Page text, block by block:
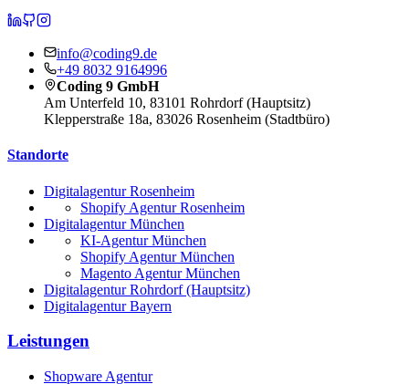
CODING 9 auf LinkedIn
CODING 9 auf GitHub
CODING 9 auf Instagram
info@coding9.de
+49 8032 9164996
Coding 9 GmbH
Am Unterfeld 10, 83101 Rohrdorf (Hauptsitz)
Klepperstraße 18a, 83026 Rosenheim (Stadtbüro)
Standorte
Digitalagentur Rosenheim
Shopify Agentur Rosenheim
Digitalagentur München
KI-Agentur München
Shopify Agentur München
Magento Agentur München
Digitalagentur Rohrdorf (Hauptsitz)
Digitalagentur Bayern
Leistungen
Shopware Agentur